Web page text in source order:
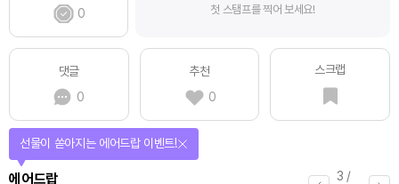
0
첫 스탬프를 찍어 보세요!
댓글
0
추천
0
스크랩
3 /
에어드랍
선물이 쏟아지는 에어드랍 이벤트!